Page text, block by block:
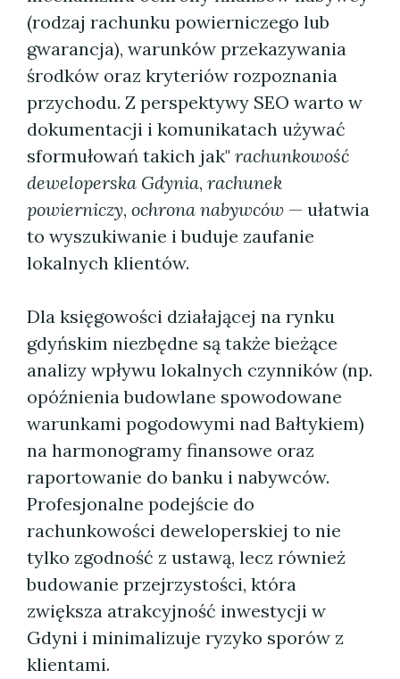
(rodzaj rachunku powierniczego lub
gwarancja), warunków przekazywania
środków oraz kryteriów rozpoznania
przychodu. Z perspektywy SEO warto w
dokumentacji i komunikatach używać
sformułowań takich jak" rachunkowość
deweloperska Gdynia, rachunek
powierniczy, ochrona nabywców — ułatwia
to wyszukiwanie i buduje zaufanie
lokalnych klientów.
Dla księgowości działającej na rynku
gdyńskim niezbędne są także bieżące
analizy wpływu lokalnych czynników (np.
opóźnienia budowlane spowodowane
warunkami pogodowymi nad Bałtykiem)
na harmonogramy finansowe oraz
raportowanie do banku i nabywców.
Profesjonalne podejście do
rachunkowości deweloperskiej to nie
tylko zgodność z ustawą, lecz również
budowanie przejrzystości, która
zwiększa atrakcyjność inwestycji w
Gdyni i minimalizuje ryzyko sporów z
klientami.